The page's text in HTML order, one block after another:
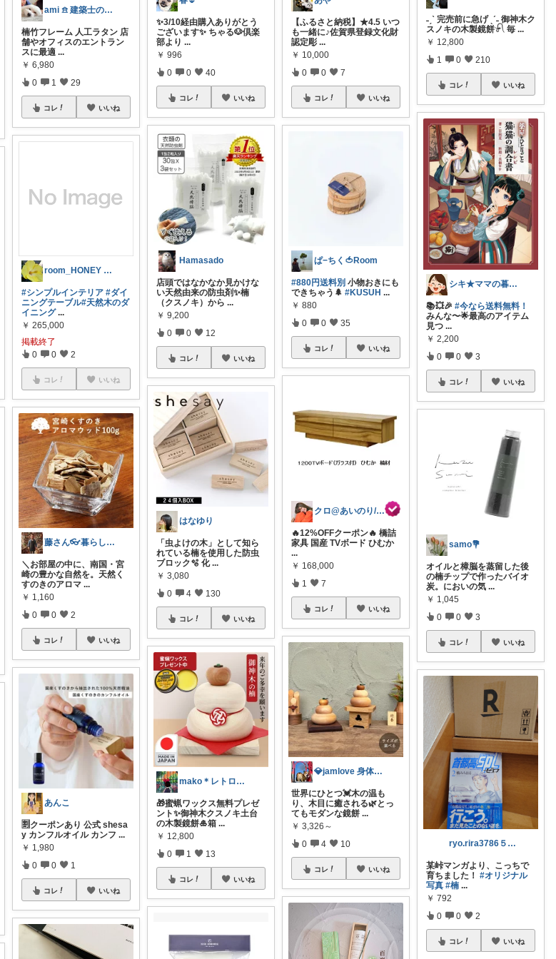
ami 𖠿 建築士の購入品
楠竹フレーム 人工ラタン 店
舗やオフィスのエントラン
スに最適 ...
￥ 6,980
0 1 29
コレ いいね
room_HONEY ROSE31
#シンプルインテリア #ダイ
ニングテーブル#天然木のダ
イニング ...
￥ 265,000
掲載終了
0 0 2
コレ いいね
藤さん👓暮らしをアップデートする道具箱
＼お部屋の中に、南国・宮
崎の豊かな自然を。天然く
すのきのアロマ ...
￥ 1,160
0 0 2
コレ いいね
あんこ
🈹クーポンあり 公式 shesa
y カンフルオイル カンフ ...
￥ 1,980
0 0 1
コレ いいね
✨3/10経由購入ありがとう
ございます✨ ちゃる🐶倶楽
部より ...
￥ 996
0 0 40
コレ いいね
Hamasado
店頭ではなかなか見かけな
い天然由来の防虫剤✨楠
（クスノキ）から ...
￥ 9,200
0 0 12
コレ いいね
はなゆり
「虫よけの木」として知ら
れている楠を使用した防虫
ブロック🫧 化 ...
￥ 3,080
0 4 130
コレ いいね
mako＊レトロインテリア好き♡
🎁蜜蝋ワックス無料プレゼ
ント✨御神木クスノキ土台
の木製鏡餅🎍箱 ...
￥ 12,800
0 1 13
コレ いいね
【ふるさと納税】★4.5 いつ
も一緒に♪佐賀県登録文化財
認定彫 ...
￥ 10,000
0 0 7
コレ いいね
ぱ−ちく🍅Room
#880円送料別 小物おきにも
できちゃう🌲#KUSUH ...
￥ 880
0 0 35
コレ いいね
クロ@あいのり/161cm 着痩せ命
🔥12%OFFクーポン🔥 橋詰
家具 国産 TVボード ひむか
...
￥ 168,000
1 7
コレ いいね
💎jamlove 身体に優しく
世界にひとつ💓木の温も
り、木目に癒される🌿とっ
てもモダンな鏡餅 ...
￥ 3,326～
0 4 10
コレ いいね
˗ˏˋ 完売前に急げ ˎˊ˗ 御神木ク
スノキの木製鏡餅𓍯 毎 ...
￥ 12,800
1 0 210
コレ いいね
シキ★ママの暮らし、キッズ
📚💥🎉#今なら送料無料！
みんな〜🌟最高のアイテム
見つ ...
￥ 2,200
0 0 3
コレ いいね
samo💐
オイルと樟脳を蒸留した後
の楠チップで作ったバイオ
炭。においの気 ...
￥ 1,045
0 0 3
コレ いいね
ryo.rira3786５児親です！
某峠マンガより、こっちで
育ちました！#オリジナル
写真 #楠 ...
￥ 792
0 0 2
コレ いいね